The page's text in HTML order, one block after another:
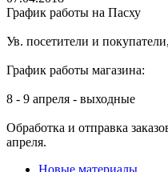
07.04.2018
Обработка и отправка